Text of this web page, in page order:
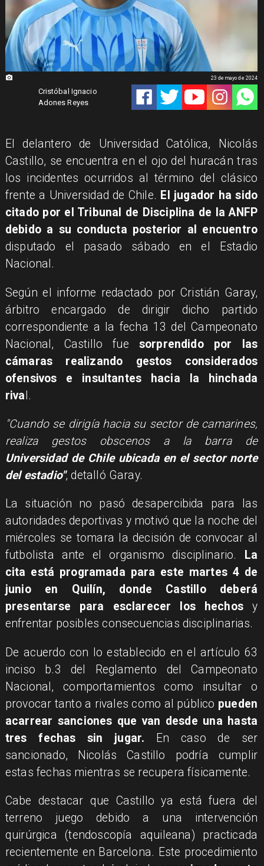
Cristóbal Ignacio
Adones Reyes
23 de mayo de 2024
El delantero de Universidad Católica, Nicolás
Castillo, se encuentra en el ojo del huracán tras
los incidentes ocurridos al término del clásico
frente a Universidad de Chile. El jugador ha sido
citado por el Tribunal de Disciplina de la ANFP
debido a su conducta posterior al encuentro
disputado el pasado sábado en el Estadio
Nacional.
Según el informe redactado por Cristián Garay,
árbitro encargado de dirigir dicho partido
correspondiente a la fecha 13 del Campeonato
Nacional, Castillo fue sorprendido por las
cámaras realizando gestos considerados
ofensivos e insultantes hacia la hinchada
riva l.
"Cuando se dirigía hacia su sector de camarines,
realiza gestos obscenos a la barra de
Universidad de Chile ubicada en el sector norte
del estadio", detalló Garay.
La situación no pasó desapercibida para las
autoridades deportivas y motivó que la noche del
miércoles se tomara la decisión de convocar al
futbolista ante el organismo disciplinario.
La
cita está programada para este martes 4 de
junio en Quilín, donde Castillo deberá
presentarse para esclarecer los hechosy
enfrentar posibles consecuencias disciplinarias.
De acuerdo con lo establecido en el artículo 63
inciso b.3 del Reglamento del Campeonato
Nacional, comportamientos como insultar o
provocar tanto a rivales como al público pueden
acarrear sanciones que van desde una hasta
tres fechas sin jugar. En caso de ser
sancionado, Nicolás Castillo podría cumplir
estas fechas mientras se recupera físicamente.
Cabe destacar que Castillo ya está fuera del
terreno juego debido a una intervención
quirúrgica (tendoscopía aquileana) practicada
recientemente en Barcelona. Este procedimiento